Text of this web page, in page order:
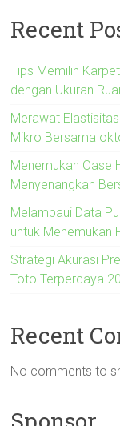
Recent
Tips Memilih
dengan Ukuran
Merawat
Mikro Bersama
Menemukan Oase
Menyenangkan
Melampaui Data
untuk Menemukan
Strategi Akurasi
Toto Terpercaya
Recent
No comments to